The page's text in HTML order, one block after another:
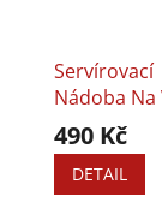
Servírovací
Nádoba Na
490 Kč
DETAIL